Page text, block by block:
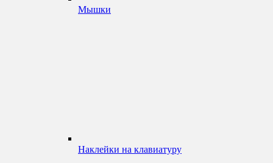
Мышки
Наклейки на клавиатуру